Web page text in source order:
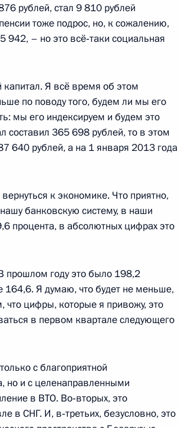
в саммите
3
органов
2
рублей, стал 9 810 рублей
тоже подрос, но, к сожалению,
942, – но это всё‑таки социальная
капитал. Я всё время об этом
по поводу того, будем ли мы его
мы его индексируем и будем это
составил 365 698 рублей, то в этом
640 рублей, а на 1 января 2013 года
к экономике. Что приятно,
банковскую систему, в наши
процента, в абсолютных цифрах это
прошлом году это было 198,2
164,6. Я думаю, что будет не меньше,
цифры, которые я привожу, это
в первом квартале следующего
с благоприятной
но и с целенаправленными
в ВТО. Во‑вторых, это
в СНГ. И, в‑третьих, безусловно, это